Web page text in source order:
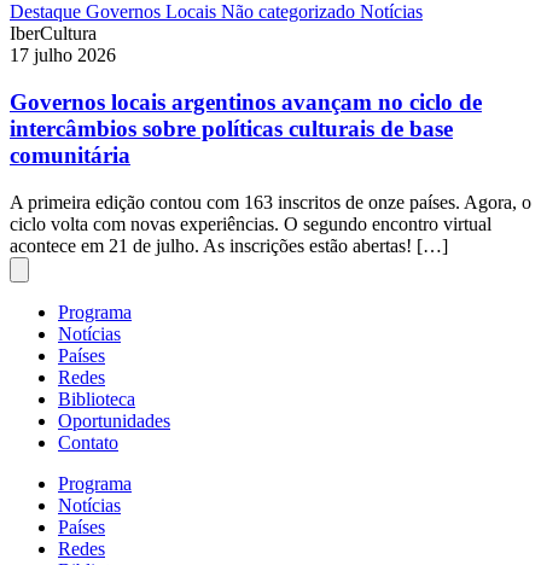
Destaque Governos Locais Não categorizado Notícias
IberCultura
17 julho 2026
Governos locais argentinos avançam no ciclo de
intercâmbios sobre políticas culturais de base
comunitária
A primeira edição contou com 163 inscritos de onze países. Agora, o
ciclo volta com novas experiências. O segundo encontro virtual
acontece em 21 de julho. As inscrições estão abertas! […]
Programa
Notícias
Países
Redes
Biblioteca
Oportunidades
Contato
Programa
Notícias
Países
Redes